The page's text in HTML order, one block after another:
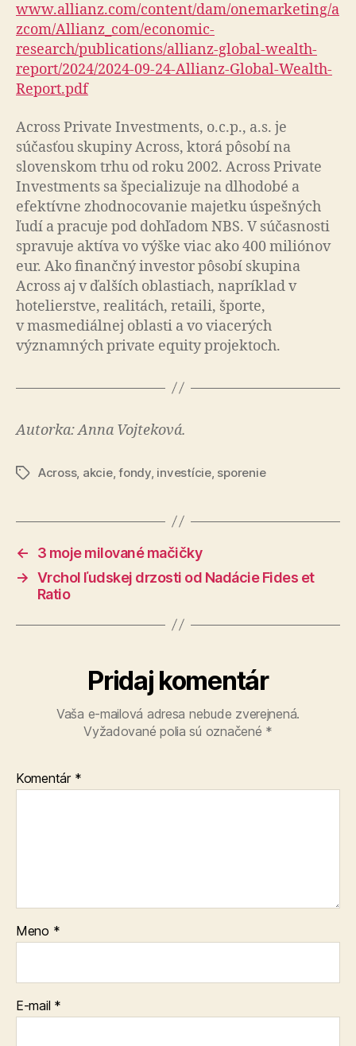
www.allianz.com/content/dam/onemarketing/a
zcom/Allianz_com/economic-
research/publications/allianz-global-wealth-
report/2024/2024-09-24-Allianz-Global-Wealth-
Report.pdf
Across Private Investments, o.c.p., a.s. je
súčasťou skupiny Across, ktorá pôsobí na
slovenskom trhu od roku 2002. Across Private
Investments sa špecializuje na dlhodobé a
efektívne zhodnocovanie majetku úspešných
ľudí a pra­cu­je pod dohľadom NBS. V súčasnosti
spravuje aktíva vo výške viac ako 400 miliónov
eur. Ako finančný investor pôsobí skupina
Across aj v ďalších oblastiach, napríklad v
hotelierstve, realitách, retaili, športe,
v masmediálnej ob­las­ti a vo viacerých
významných private equity pro­jek­toch.
Autorka: Anna Vojteková.
ZnačkyAcross, akcie,fondy, investície, sporenie
←
3 moje milované mačičky
→ Vrchol ľudskej drzosti od Nadácie Fides et
Ratio
Pridaj komentár
Vaša e-mailová adresa nebude zverejnená.
Vyžadované polia sú označené *
Komentár *
Meno *
E-mail *